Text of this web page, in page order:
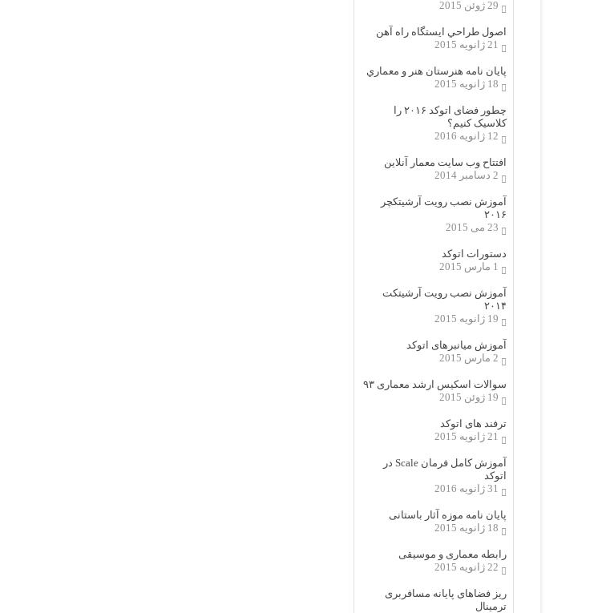
29 ژوئن 2015
اصول طراحي ایستگاه راه آهن
21 ژانویه 2015
پایان نامه هنرستان هنر و معماري
18 ژانویه 2015
چطور فضای اتوکد ۲۰۱۶ را
کلاسیک کنیم؟
12 ژانویه 2016
افتتاح وب سایت معمار آنلاین
2 دسامبر 2014
آموزش نصب رویت آرشیتکچر
۲۰۱۶
23 می 2015
دستورات اتوکد
1 مارس 2015
آموزش نصب رویت آرشیتکت
۲۰۱۴
19 ژانویه 2015
آموزش میانبرهای اتوکد
2 مارس 2015
سوالات اسکیس ارشد معماری ۹۳
19 ژوئن 2015
ترفند های اتوکد
21 ژانویه 2015
آموزش کامل فرمان Scale در
اتوکد
31 ژانویه 2016
پایان نامه موزه آثار باستانی
18 ژانویه 2015
رابطه معماری و موسیقی
22 ژانویه 2015
ریز فضاهای پایانه مسافربری
ترمینال